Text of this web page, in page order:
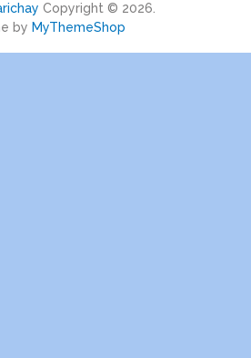
Copyright © 2026.
by MyThemeShop